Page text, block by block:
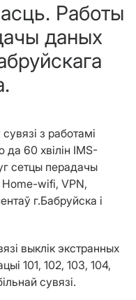
Работы
даных
з работамі
да 60 хвілін IMS-
сетцы перадачы
wifi, VPN,
г.Бабруйска і
выклік экстранных
101, 102, 103, 104,
сувязі.